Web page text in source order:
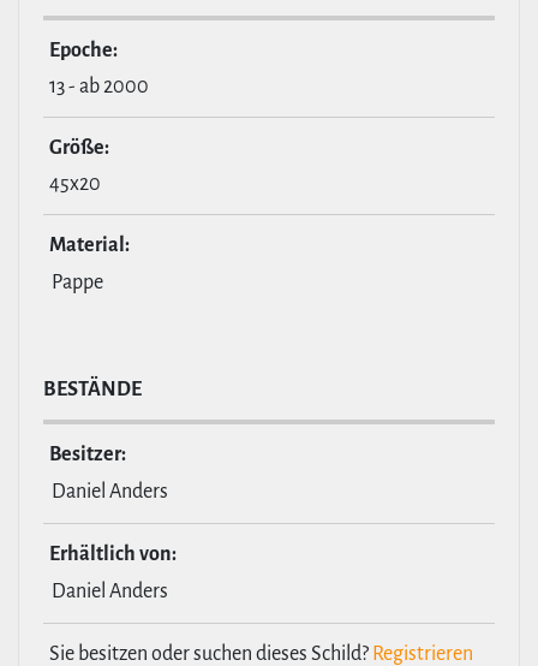
Epoche:
13 - ab 2000
Größe:
45x20
Material:
Pappe
BESTÄNDE
Besitzer:
Daniel Anders
Erhält­lich von:
Daniel Anders
Sie besitzen oder suchen dieses Schild? Registrieren